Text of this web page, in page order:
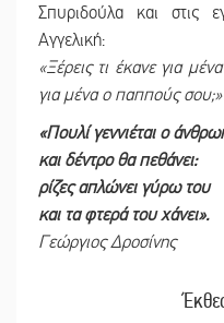
Σπυριδούλα και στις
Αγγελική:
«Ξέρεις τι έκανε για
για μένα ο παππούς σου;»
«Πουλί γεννιέται ο
και δέντρο θα πεθάνει:
ρίζες απλώνει γύρω του
και τα φτερά του χάνει».
Γεώργιος Δροσίνης